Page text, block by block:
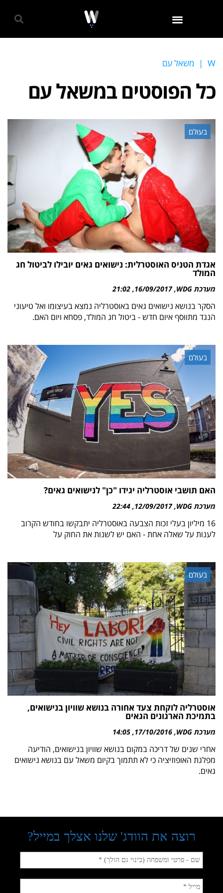
W
| משאל עם
כל הפוסטים במשאל עם
בעולם
אגדת הטניס האוסטרלית: נישואים גאים יובילו לביטול חג
המולד
מערכת WDG 16/09/2017
21:02
הסקר בנושא נישואים גאים באוסטרליה נמצא בעיצומו ואל טיעוני
הנגד מתווסף איום חדש - ביטול חג המולד, פסחא ויום האם.
בעולם
האם תושבי אוסטרליה יגידו "כן" לנישואים גאים?
מערכת WDG 12/09/2017
22:44
16 מיליון בעלי זכות הצבעה באוסטרליה יתבקשו בחודש הקרוב
לענות על שאלה אחת - האם יש לשנות את החוק על
בעולם
אוסטרליה לוקחת צעד אחורה בנושא שוויון בנישואים,
בתמיכת הארגונים הגאים
מערכת WDG 17/10/2016
14:05
אחרי שנים של דריכה במקום בנושא שוויון בנישואים, הודיעה
מפלגת האופוזיציה כי לא תתמוך בקיום משאל עם בנושא נישואים
גאים.